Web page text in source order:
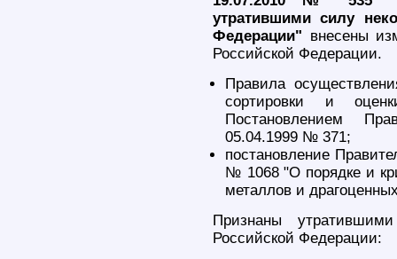
утратившими силу
Федерации" внесены
Российской Федерации.
Правила
сортировки и
Постановлением
05.04.1999 № 371;
постановление
№ 1068 "О порядке и
металлов и
Признаны
Российской Федерации: